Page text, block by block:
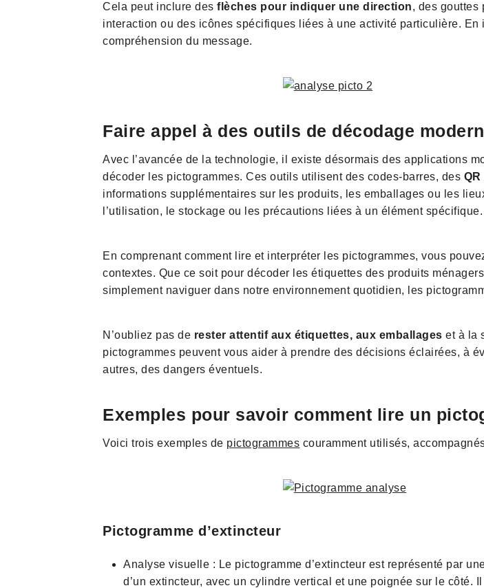
Cela peut inclure desflèches pour indiquer une direction, des gouttes
interaction ou des icônes spécifiques liées à une activité particulière.
compréhension du message.
Faire appel à des outils de décodage
Avec l’avancée de la technologie, il existe désormais des applications
décoder les pictogrammes. Ces outils utilisent des codes-barres, des
informations supplémentaires sur les produits, les emballages ou les
l’utilisation, le stockage ou les précautions liées à un élément spécifique.
En comprenant comment lire et interpréter les pictogrammes, vous
contextes. Que ce soit pour décoder les étiquettes des produits
simplement naviguer dans notre environnement quotidien, les
N’oubliez pas de rester attentif aux étiquettes, aux emballages et à la
pictogrammes peuvent vous aider à prendre des décisions éclairées, à
autres, des dangers éventuels.
Exemples pour savoir comment lire un
Voici trois exemples de pictogrammes couramment utilisés,
Pictogramme d’extincteur
Analyse visuelle : Le pictogramme d’extincteur est représenté par
d’un extincteur, avec un cylindre vertical et une poignée sur le côté.